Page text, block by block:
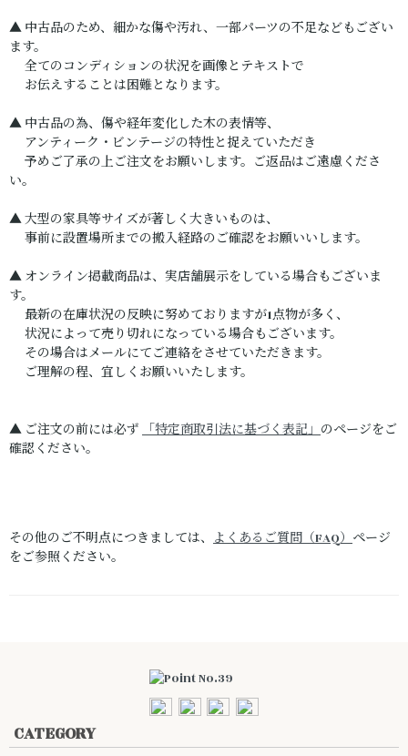
▲ 中古品のため、細かな傷や汚れ、一部パーツの不足などもござい
ます。
全てのコンディションの状況を画像とテキストで
お伝えすることは困難となります。
▲ 中古品の為、傷や経年変化した木の表情等、
アンティーク・ビンテージの特性と捉えていただき
予めご了承の上ご注文をお願いします。ご返品はご遠慮くださ
い。
▲ 大型の家具等サイズが著しく大きいものは、
事前に設置場所までの搬入経路のご確認をお願いいします。
▲ オンライン掲載商品は、実店舗展示をしている場合もございま
す。
最新の在庫状況の反映に努めておりますが1点物が多く、
状況によって売り切れになっている場合もございます。
その場合はメールにてご連絡をさせていただきます。
ご理解の程、宜しくお願いいたします。
▲ ご注文の前には必ず 「特定商取引法に基づく表記」のページをご
確認ください。
その他のご不明点につきましては、 よくあるご質問（FAQ）ページ
をご参照ください。
CATEGORY